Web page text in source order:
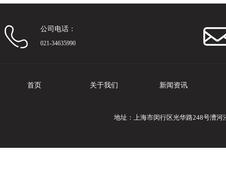
公司电话：
021-34635990
首页 关于我们 新闻资讯
地址：上海市闵行区光华路248号漕